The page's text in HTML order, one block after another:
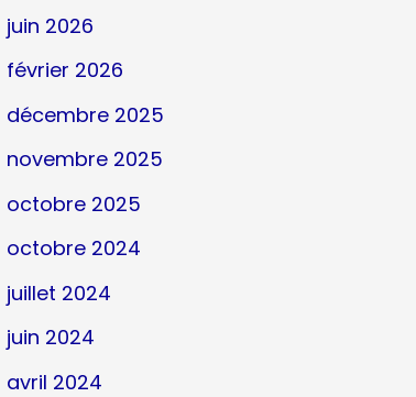
juin 2026
février 2026
décembre 2025
novembre 2025
octobre 2025
octobre 2024
juillet 2024
juin 2024
avril 2024